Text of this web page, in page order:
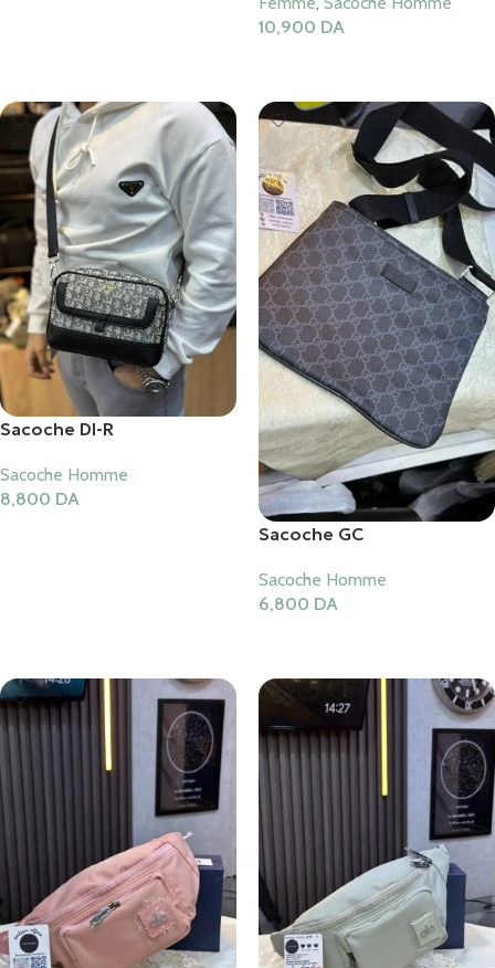
10,900 DA
Sacoche DI-R
Sacoche Homme
8,800 DA
Sacoche GC
Sacoche Homme
6,800 DA